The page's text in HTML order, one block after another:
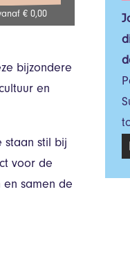
€ 0,00
bijzondere
en
staan stil bij
voor de
samen de